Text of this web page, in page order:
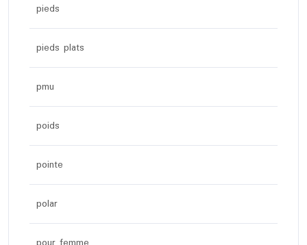
pieds
pieds plats
pmu
poids
pointe
polar